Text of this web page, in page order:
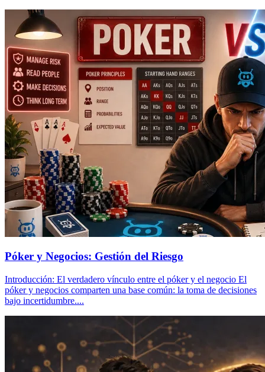
Póker y Negocios: Gestión del Riesgo
Introducción: El verdadero vínculo entre el póker y el negocio El
póker y negocios comparten una base común: la toma de decisiones
bajo incertidumbre....